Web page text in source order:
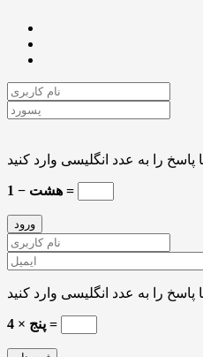
هشت − 1 =
پنج × 4 =